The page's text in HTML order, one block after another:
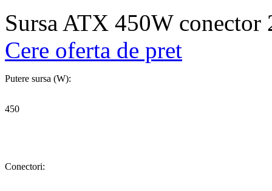
Sursa ATX 450W
Cere oferta de pret
Putere sursa (W):
450
Conectori: